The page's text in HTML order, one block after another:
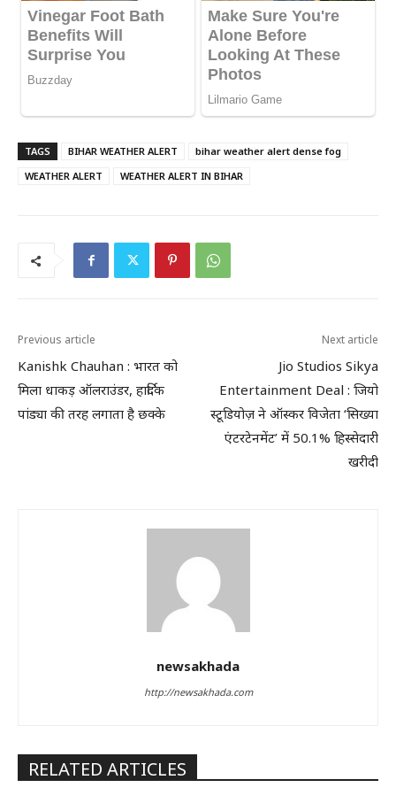
TAGS BIHAR WEATHER ALERT
bihar weather alert dense fog
WEATHER ALERT
WEATHER ALERT IN BIHAR
Previous article
Kanishk Chauhan : भारत को
मिला धाकड़ ऑलराउंडर, हार्दिक
पांड्या की तरह लगाता है छक्के
Next article
Jio Studios Sikya
Entertainment Deal : जियो
स्टूडियोज़ ने ऑस्कर विजेता ‘सिख्या
एंटरटेनमेंट’ में 50.1% हिस्सेदारी
खरीदी
newsakhada
http://newsakhada.com
RELATED ARTICLES